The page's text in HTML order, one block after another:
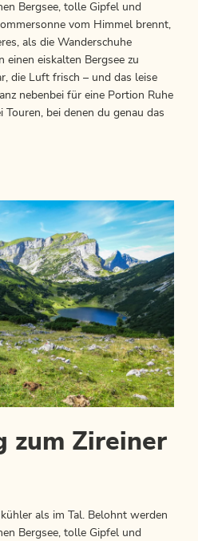
Bergsee, tolle Gipfel und
vom Himmel brennt,
als die Wanderschuhe
einen eiskalten Bergsee zu
die Luft frisch – und das leise
nebenbei für eine Portion Ruhe
bei denen du genau das
zum Zireiner
als im Tal. Belohnt werden
Bergsee, tolle Gipfel und